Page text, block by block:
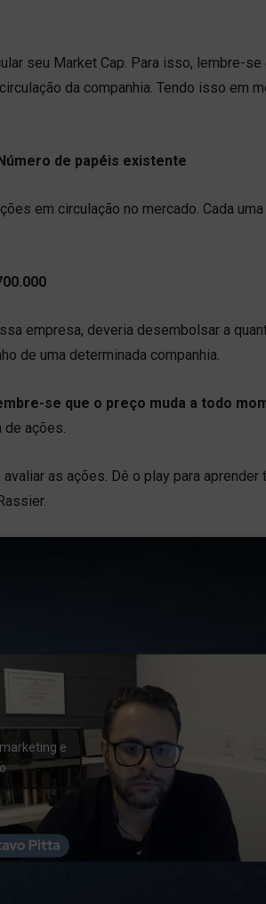
seu Market Cap. Para isso, lembre-se
da companhia. Tendo isso em
de papéis existente
em circulação no mercado. Cada
empresa, deveria desembolsar a
de uma determinada companhia.
se que o preço muda a todo
ações.
as ações. Dê o play para aprender
e